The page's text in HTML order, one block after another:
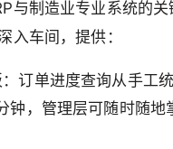
与制造业专业系统的
入车间，提供：
订单进度查询从手工
钟，管理层可随时随地